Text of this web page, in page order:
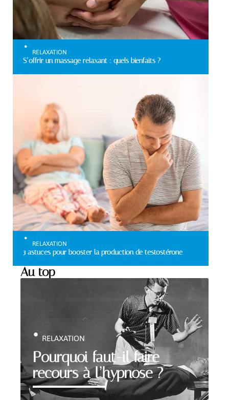
RELAXATION
S’offrir un massage relaxant : quels bienfaits ?
RELAXATION
3 astuces pour booster la production de testostérone
Au top
Pourquoi faut-il faire
recours à l’hypnose ?
RELAXATION